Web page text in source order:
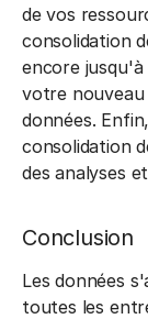
de vos
consolidation
encore
votre nouveau
données.
consolidation
des analyses
Conclusion
Les données
toutes les